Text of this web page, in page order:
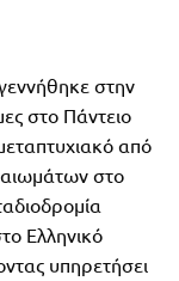
στην
στο Πάντειο
από
στο
Ελληνικό
υπηρετήσει